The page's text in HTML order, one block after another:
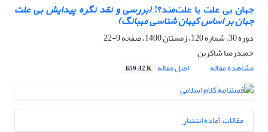
جهان بی علت یا علت‌مند؟! (بررسی و نقد نگره پیدایش بی ‎علت
جهان بر اساس کیهان‎ شناسی مه‎بانگ)
دوره 30، شماره 120، زمستان 1400، صفحه
9-22
حمیدرضا شاکرین
مشاهده مقاله
اصل مقاله 659.42 K
مقالات آماده انتشار